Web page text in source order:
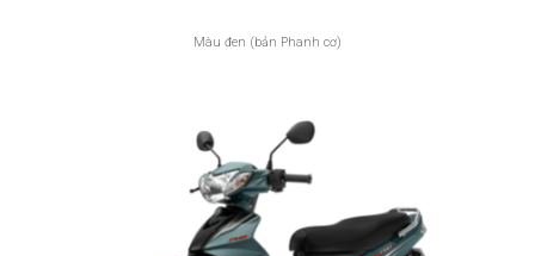
Màu đen (bản Phanh cơ)